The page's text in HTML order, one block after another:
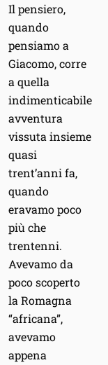
Il pensiero,
quando
pensiamo a
Giacomo, corre
a quella
indimenticabile
avventura
vissuta insieme
quasi
trent’anni fa,
quando
eravamo poco
più che
trentenni.
Avevamo da
poco scoperto
la Romagna
“africana”,
avevamo
appena